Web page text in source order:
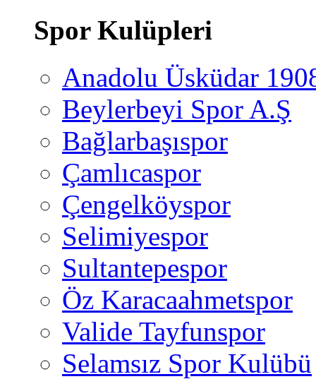
Spor Kulüpleri
Anadolu Üsküdar
Beylerbeyi Spor A.Ş
Bağlarbaşıspor
Çamlıcaspor
Çengelköyspor
Selimiyespor
Sultantepespor
Öz Karacaahmetspor
Valide Tayfunspor
Selamsız Spor Kulübü